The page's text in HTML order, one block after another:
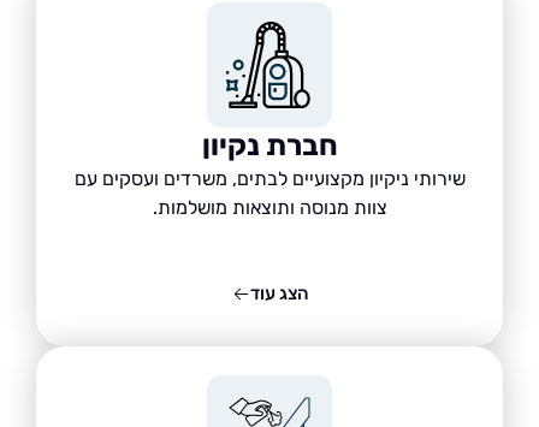
חברת נקיון
שירותי ניקיון מקצועיים לבתים, משרדים ועסקים עם
צוות מנוסה ותוצאות מושלמות.